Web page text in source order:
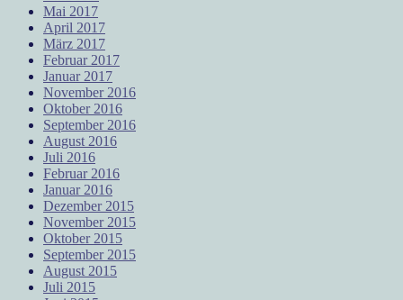
Mai 2017
April 2017
März 2017
Februar 2017
Januar 2017
November 2016
Oktober 2016
September 2016
August 2016
Juli 2016
Februar 2016
Januar 2016
Dezember 2015
November 2015
Oktober 2015
September 2015
August 2015
Juli 2015